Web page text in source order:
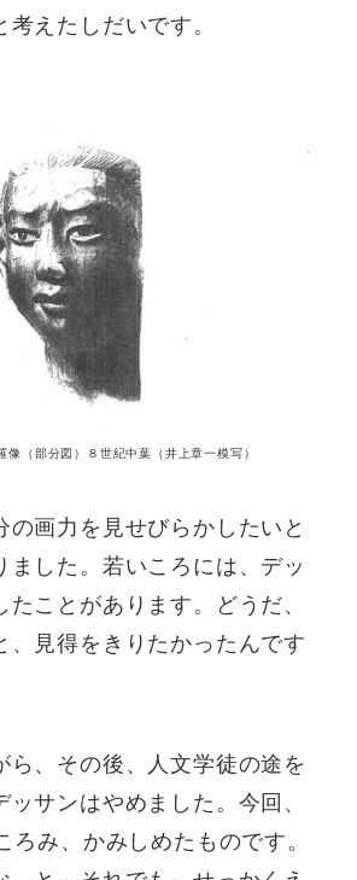
考えたしだいです。
像（部分図）８世紀中葉（井上章一模写）
画力を見せびらかしたいと
ました。若いころには、デッ
ことがあります。どうだ、
、見得をきりたかったんです
、その後、人文学徒の途を
ッサンはやめました。今回、
ろみ、かみしめたものです。